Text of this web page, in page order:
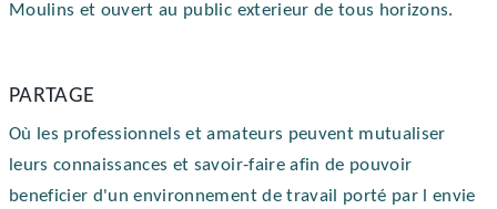
Moulins et ouvert au public exterieur de tous horizons.
PARTAGE
Où les professionnels et amateurs peuvent mutualiser
leurs connaissances et savoir-faire afin de pouvoir
beneficier d'un environnement de travail porté par l envie